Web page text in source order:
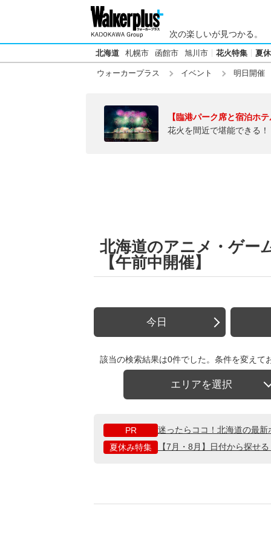
次の楽しいが見つかる。
北海道 札幌市 函館市 旭川市 花火特集 夏
ウォーカープラス イベント 明日開催
【臨港パーク席と宿泊ホ
花火を間近で堪能できる
北海道のアニメ・ゲー
【午前中開催】
今日
該当の検索結果は0件でした。条件を変えて
エリアを選択
PR
迷ったらココ！北海道の最
夏休み特集
【7月・8月】日付から探せ